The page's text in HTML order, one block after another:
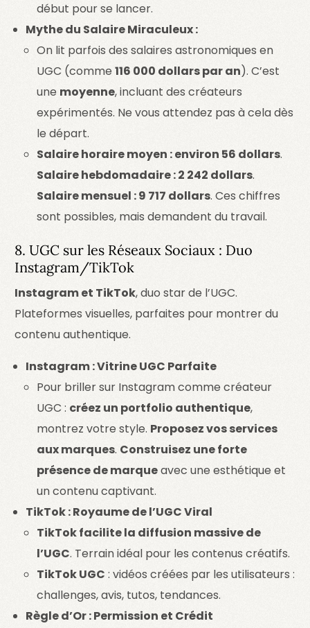
début pour se lancer.
Mythe du Salaire Miraculeux :
On lit parfois des salaires astronomiques en
UGC (comme116 000 dollars par an). C’est
une moyenne, incluant des créateurs
expérimentés. Ne vous attendez pas à cela dès
le départ.
Salaire horaire moyen : environ 56 dollars.
Salaire hebdomadaire : 2 242 dollars.
Salaire mensuel : 9 717 dollars. Ces chiffres
sont possibles, mais demandent du travail.
8. UGC sur les Réseaux Sociaux : Duo
Instagram/TikTok
Instagram et TikTok, duo star de l’UGC.
Plateformes visuelles, parfaites pour montrer du
contenu authentique.
Instagram : Vitrine UGC Parfaite
Pour briller sur Instagram comme créateur
UGC : créez un portfolio authentique,
montrez votre style. Proposez vos services
aux marques. Construisez une forte
présence de marqueavec une esthétique et
un contenu captivant.
TikTok : Royaume de l’UGC Viral
TikTok facilite la diffusion massive de
l’UGC. Terrain idéal pour les contenus créatifs.
TikTok UGC : vidéos créées par les utilisateurs :
challenges, avis, tutos, tendances.
Règle d’Or : Permission et Crédit